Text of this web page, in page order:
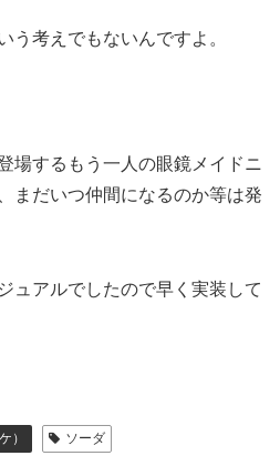
う考えでもないんですよ。
場するもう一人の眼鏡メイドニ
まだいつ仲間になるのか等は発
ュアルでしたので早く実装して
） ソーダ